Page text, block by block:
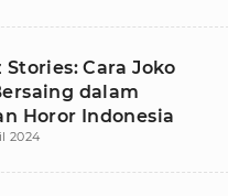
Stories: Cara Joko
dalam
Horor Indonesia
2024